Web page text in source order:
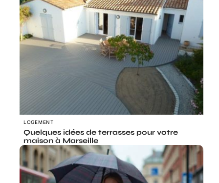
LOGEMENT
Quelques idées de terrasses pour votre
maison à Marseille